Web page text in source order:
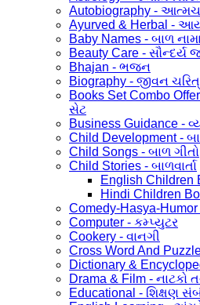
Autobiography -
Ayurved & Herbal -
Baby Names - બાળ
Beauty Care - સૌન્દર્ય
Bhajan - ભજન
Biography - જીવન
Books Set Combo
સેટ
Business Guidance -
Child Development -
Child Songs - બાળ ગીતો
Child Stories - બાળવાર્તા
English Children
Hindi Children
Comedy-Hasya-
Computer - કમ્પ્યુટર
Cookery - વાનગી
Cross Word And
Dictionary &
Drama & Film - નાટકો
Educational - શિક્ષણ